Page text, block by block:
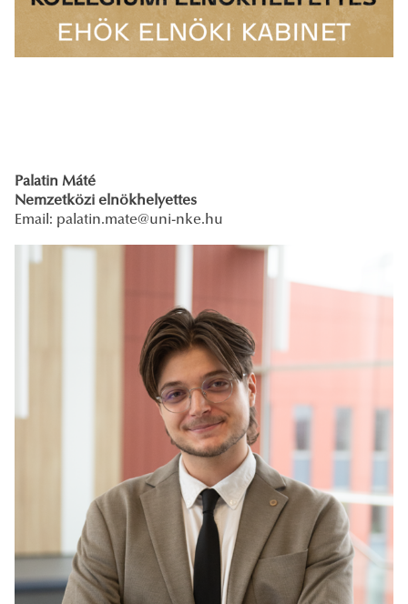
Palatin Máté
Nemzetközi elnökhelyettes
Email: palatin.mate@uni-nke.hu